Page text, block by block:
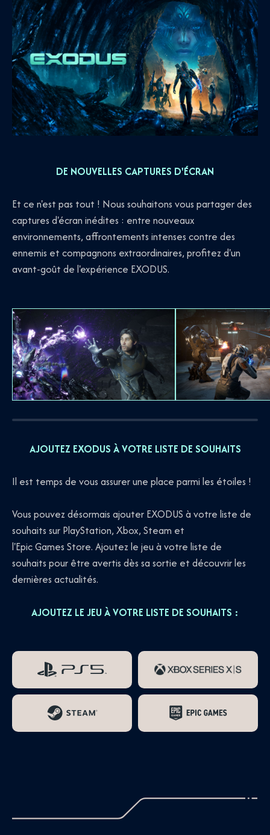
DE NOUVELLES CAPTURES D'ÉCRAN
Et ce n'est pas tout ! Nous souhaitons vous partager des
captures d'écran inédites : entre nouveaux
environnements, affrontements intenses contre des
ennemis et compagnons extraordinaires, profitez d'un
avant-goût de l'expérience EXODUS.
AJOUTEZ EXODUS À VOTRE LISTE DE SOUHAITS
Il est temps de vous assurer une place parmi les étoiles !
Vous pouvez désormais ajouter EXODUS à votre liste de
souhaits sur PlayStation, Xbox, Steam et
l'Epic Games Store. Ajoutez le jeu à votre liste de
souhaits pour être avertis dès sa sortie et découvrir les
dernières actualités.
AJOUTEZ LE JEU À VOTRE LISTE DE SOUHAITS :